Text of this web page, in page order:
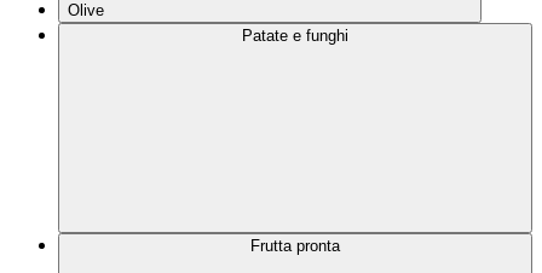
Olive
Patate e funghi
Frutta pronta